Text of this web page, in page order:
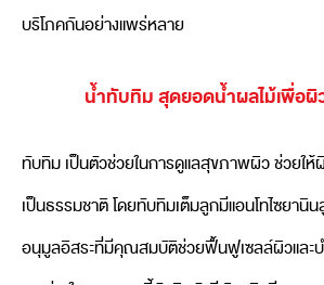
บริโภคกันอย่างแพร่หลาย
น้ำทับทิม สุดยอดน้ำผลไม้เพื่อผิ
ทับทิม เป็นตัวช่วยในการดูแลสุขภาพผิว ช่วยให้
เป็นธรรมชาติ โดยทับทิมเต็มลูกมีแอนโทไซยานิ
อนุมูลอิสระที่มีคุณสมบัติช่วยฟื้นฟูเซลล์ผิวและ